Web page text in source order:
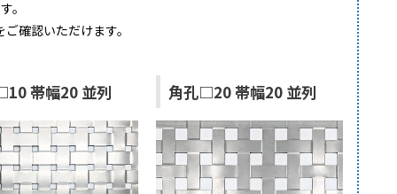
。
確認いただけます。
帯幅20 並列 角孔□20 帯幅20 並列